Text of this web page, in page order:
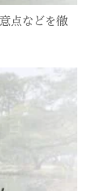
点などを徹